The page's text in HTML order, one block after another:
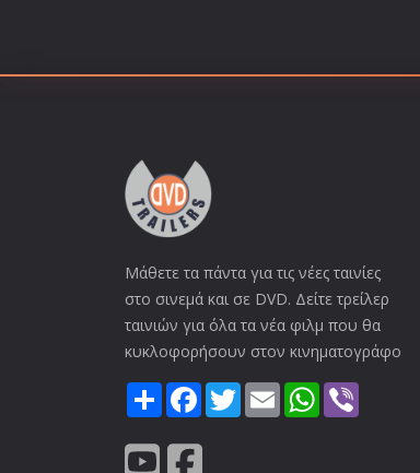
Μάθετε τα πάντα για τις νέες ταινίες
στο σινεμά και σε DVD. Δείτε τρείλερ
ταινιών για όλα τα νέα φιλμ που θα
κυκλοφορήσουν στον κινηματογράφο
ShareFacebook
TwitterEmail WhatsApp